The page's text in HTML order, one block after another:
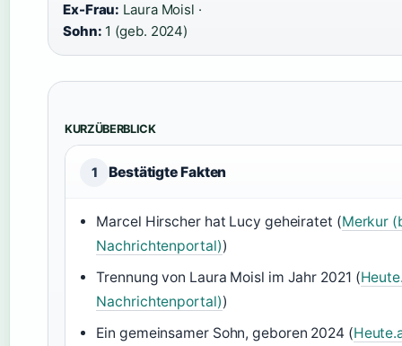
Ex-Frau: Laura Moisl ·
Sohn: 1 (geb. 2024)
KURZÜBERBLICK
1 Bestätigte Fakten
Marcel Hirscher hat Lucy geheiratet (Merkur
Nachrichtenportal))
Trennung von Laura Moisl im Jahr 2021 (
Nachrichtenportal))
Ein gemeinsamer Sohn, geboren 2024 (